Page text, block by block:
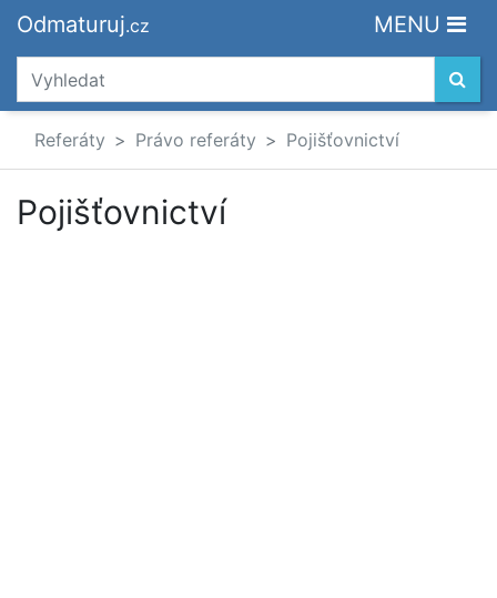
Odmaturuj.cz MENU
Referáty Právo referáty Pojišťovnictví
Pojišťovnictví